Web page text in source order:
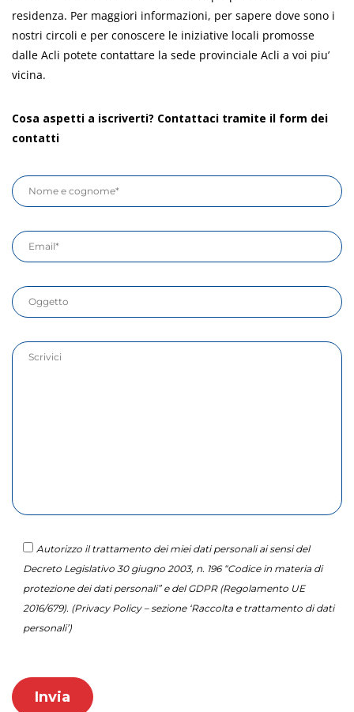
residenza. Per maggiori informazioni, per sapere dove sono i
nostri circoli e per conoscere le iniziative locali promosse
dalle Acli potete contattare la sede provinciale Acli a voi piu’
vicina.
Cosa aspetti a iscriverti? Contattaci tramite il form dei
contatti
Autorizzo il trattamento dei miei dati personali ai sensi del
Decreto Legislativo 30 giugno 2003, n. 196 “Codice in materia di
protezione dei dati personali” e del GDPR (Regolamento UE
2016/679). (Privacy Policy – sezione ‘Raccolta e trattamento di dati
personali’)